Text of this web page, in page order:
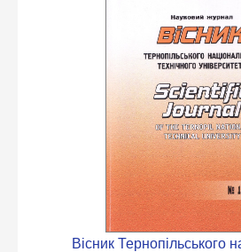
Вісник Тернопільського